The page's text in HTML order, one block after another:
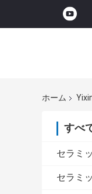
ホーム
すべ
セラミ
セラミ